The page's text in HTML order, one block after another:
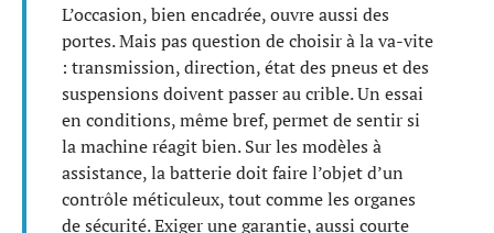
L’occasion, bien encadrée, ouvre aussi des
portes. Mais pas question de choisir à la va-vite
: transmission, direction, état des pneus et des
suspensions doivent passer au crible. Un essai
en conditions, même bref, permet de sentir si
la machine réagit bien. Sur les modèles à
assistance, la batterie doit faire l’objet d’un
contrôle méticuleux, tout comme les organes
de sécurité. Exiger une garantie, aussi courte